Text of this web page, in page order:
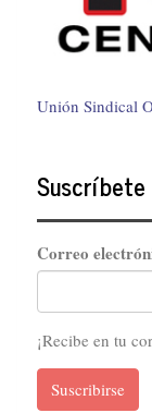
Unión Sindical
Suscríbete
Correo
¡Recibe en tu
Suscribirse